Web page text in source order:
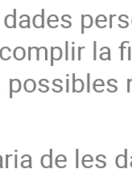
la
de les